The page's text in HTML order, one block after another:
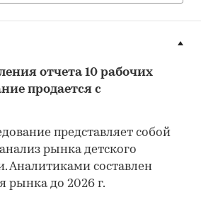
отчета 10 рабочих
продается с
представляет собой
рынка детского
Аналитиками составлен
рынка до 2026 г.